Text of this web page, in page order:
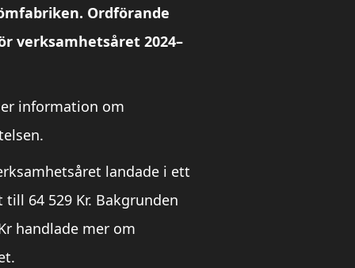
Ordförande
verksamhetsåret 2024–
information om
landade i ett
64 529 Kr. Bakgrunden
handlade mer om